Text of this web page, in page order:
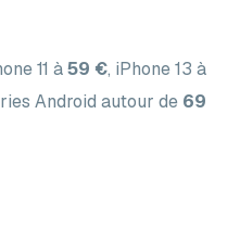
11 à59 €, iPhone 13 à
Android autour de 69